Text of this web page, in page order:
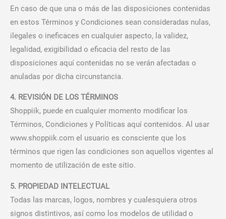
En caso de que una o más de las disposiciones contenidas
en estos Términos y Condiciones sean consideradas nulas,
ilegales o ineficaces en cualquier aspecto, la validez,
legalidad, exigibilidad o eficacia del resto de las
disposiciones aquí contenidas no se verán afectadas o
anuladas por dicha circunstancia.
4. REVISIÓN DE LOS TÉRMINOS
Shoppiik, puede en cualquier momento modificar los
Términos, Condiciones y Políticas aquí contenidos. Al usar
www.shoppiik.com el usuario es consciente que los
términos que rigen las condiciones son aquellos vigentes al
momento de utilización de este sitio.
5. PROPIEDAD INTELECTUAL
Todas las marcas, logos, nombres y cualesquiera otros
signos distintivos, así como los modelos de utilidad o